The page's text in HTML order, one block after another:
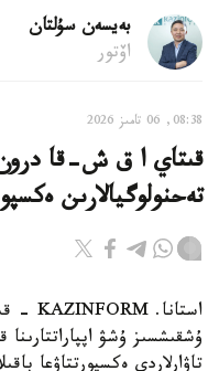
بەيسەن سۇلتان
اۆتور
08:38, 06 تامىز 2026
قىتاي ا ق ش-قا
تەحنولوگيالارىن
ۇشقىشسىز ۇشۋ
تاۋارلاردى ەكسپورتتاۋعا